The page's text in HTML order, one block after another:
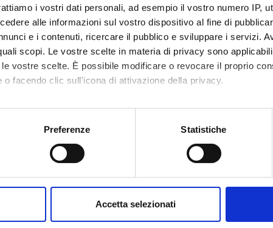
i vostri dati personali, ad esempio il vostro numero IP,
alle informazioni sul vostro dispositivo al fine di
e i contenuti, ricercare il pubblico e sviluppare i servizi.
scopi. Le vostre scelte in materia di privacy sono
vostre scelte. È possibile modificare o revocare il proprio
o facendo clic sull'icona di attivazione della privacy.
anche:
sulla tua posizione geografica, con un'approssimazione di
in qualsiasi momento dalla Dichiarazione sui cookie.
Preferenze Statistiche
Accetta selezionati